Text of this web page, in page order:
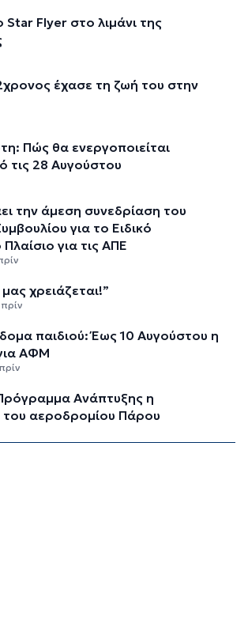
Flyer στο λιμάνι της
έχασε τη ζωή του στην
Πώς θα ενεργοποιείται
τις 28 Αυγούστου
την άμεση συνεδρίαση του
για το Ειδικό
για τις ΑΠΕ
χρειάζεται!”
παιδιού: Έως 10 Αυγούστου η
ΑΦΜ
Ανάπτυξης η
του αεροδρομίου Πάρου